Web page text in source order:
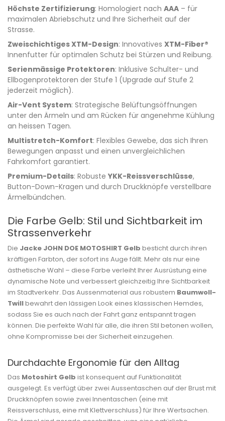
Höchste Zertifizierung: Homologiert nach AAA – für
maximalen Abriebschutz und Ihre Sicherheit auf der
Strasse.
Zweischichtiges XTM-Design: Innovatives XTM-Fiber®
Innenfutter für optimalen Schutz bei Stürzen und Reibung.
Serienmässige Protektoren: Inklusive Schulter- und
Ellbogenprotektoren der Stufe 1 (Upgrade auf Stufe 2
jederzeit möglich).
Air-Vent System: Strategische Belüftungsöffnungen
unter den Ärmeln und am Rücken für angenehme Kühlung
an heissen Tagen.
Multistretch-Komfort: Flexibles Gewebe, das sich Ihren
Bewegungen anpasst und einen unvergleichlichen
Fahrkomfort garantiert.
Premium-Details: Robuste YKK-Reissverschlüsse,
Button-Down-Kragen und durch Druckknöpfe verstellbare
Ärmelbündchen.
Die Farbe Gelb: Stil und Sichtbarkeit im
Strassenverkehr
Die Jacke JOHN DOE MOTOSHIRT Gelb besticht durch ihren
kräftigen Farbton, der sofort ins Auge fällt. Mehr als nur eine
ästhetische Wahl – diese Farbe verleiht Ihrer Ausrüstung eine
dynamische Note und verbessert gleichzeitig Ihre Sichtbarkeit
im Stadtverkehr. Das Aussenmaterial aus robustem Baumwoll-
Twillbewahrt den lässigen Look eines klassischen Hemdes,
sodass Sie es auch nach der Fahrt ganz entspannt tragen
können. Die perfekte Wahl für alle, die ihren Stil betonen wollen,
ohne Kompromisse bei der Sicherheit einzugehen.
Durchdachte Ergonomie für den Alltag
Das Motoshirt Gelb ist konsequent auf Funktionalität
ausgelegt. Es verfügt über zwei Aussentaschen auf der Brust mit
Druckknöpfen sowie zwei Innentaschen (eine mit
Reissverschluss, eine mit Klettverschluss) für Ihre Wertsachen.